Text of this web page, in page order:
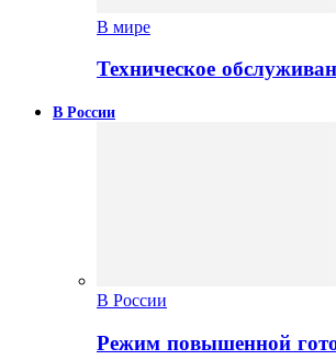
В мире
Техническое
В России
В России
Режим повышенной